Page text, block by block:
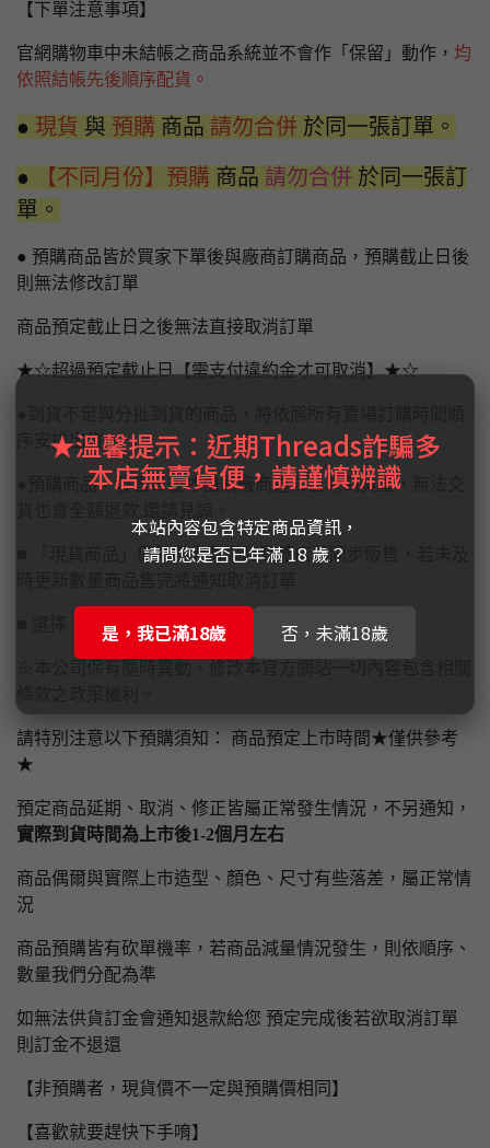
【下單注意事項】
官網購物車中未結帳之商品系統並不會作「保留」動作， 均
依照結帳先後順序配貨。
● 現貨 與 預購 商品 請勿合併 於同一張訂單。
● 【不同月份】預購 商品 請勿合併 於同一張訂
單。
● 預購商品皆於買家下單後與廠商訂購商品，預購截止日後
則無法修改訂單
商品預定截止日之後無法直接取消訂單
★☆超過預定截止日【需支付違約金才可取消】★☆
序安排出貨。
●預購商品，發售日後才由原廠商通知台灣到貨量，無法交
■ 「現貨商品」仍於各大賣場和實體店面同步販售，若未及
■ 選擇【實體門市自取】請先付款完畢才予以保留
請特別注意以下預購須知： 商品預定上市時間★僅供參考
★
預定商品延期、取消、修正皆屬正常發生情況，不另通知，
實際到貨時間為上市後1-2個月左右
商品偶爾與實際上市造型、顏色、尺寸有些落差，屬正常情
況
商品預購皆有砍單機率，若商品減量情況發生，則依順序、
數量我們分配為準
如無法供貨訂金會通知退款給您 預定完成後若欲取消訂單
則訂金不退還
【非預購者，現貨價不一定與預購價相同】
【喜歡就要趕快下手唷】
★溫馨提示：近期Threads詐騙多
本店無賣貨便，請謹慎辨識
本站內容包含特定商品資訊，
請問您是否已年滿 18 歲？
是，我已滿18歲 否，未滿18歲